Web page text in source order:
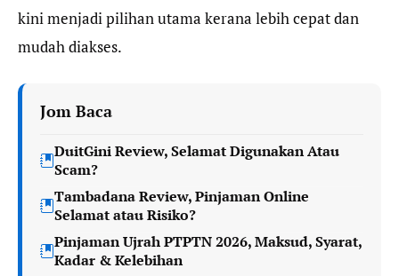
kini menjadi pilihan utama kerana lebih cepat dan
mudah diakses.
Jom Baca
DuitGini Review, Selamat Digunakan Atau
Scam?
Tambadana Review, Pinjaman Online
Selamat atau Risiko?
Pinjaman Ujrah PTPTN 2026, Maksud, Syarat,
Kadar & Kelebihan